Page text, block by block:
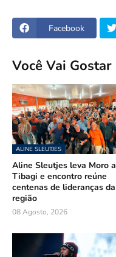
Facebook
Você Vai Gostar
ALINE SLEUTJES
Aline Sleutjes leva Moro a
Tibagi e encontro reúne
centenas de lideranças da
região
08 Agosto, 2026